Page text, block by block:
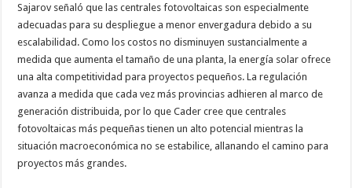
Sajarov señaló que las centrales fotovoltaicas son especialmente
adecuadas para su despliegue a menor envergadura debido a su
escalabilidad. Como los costos no disminuyen sustancialmente a
medida que aumenta el tamaño de una planta, la energía solar ofrece
una alta competitividad para proyectos pequeños. La regulación
avanza a medida que cada vez más provincias adhieren al marco de
generación distribuida, por lo que Cader cree que centrales
fotovoltaicas más pequeñas tienen un alto potencial mientras la
situación macroeconómica no se estabilice, allanando el camino para
proyectos más grandes.